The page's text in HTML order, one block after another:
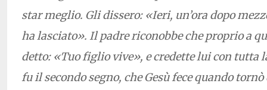
star meglio. Gli dissero: «Ieri, un’ora dopo
ha lasciato». Il padre riconobbe che proprio a
detto: «Tuo figlio vive», e credette lui con tutta
fu il secondo segno, che Gesù fece quando